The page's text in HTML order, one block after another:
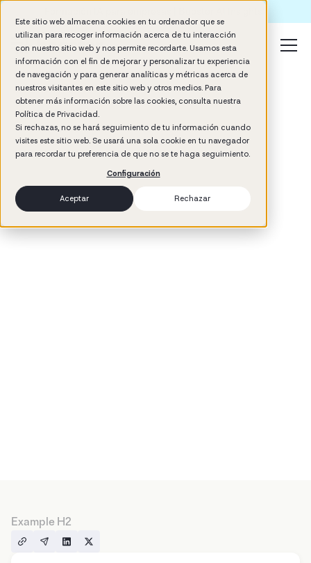
Este sitio web almacena cookies en tu ordenador que se
utilizan para recoger información acerca de tu interacción
con nuestro sitio web y nos permite recordarte. Usamos esta
información con el fin de mejorar y personalizar tu experiencia
de navegación y para generar analíticas y métricas acerca de
nuestros visitantes en este sitio web y otros medios. Para
obtener más información sobre las cookies, consulta nuestra
Política de Privacidad.
Si rechazas, no se hará seguimiento de tu información cuando
visites este sitio web. Se usará una sola cookie en tu navegador
para recordar tu preferencia de que no se te haga seguimiento.
Configuración
Aceptar Rechazar
min read
Example H2